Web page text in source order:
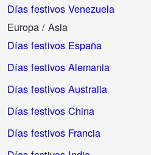
Días festivos Venezuela
Europa / Asia
Días festivos España
Días festivos Alemania
Días festivos Australia
Días festivos China
Días festivos Francia